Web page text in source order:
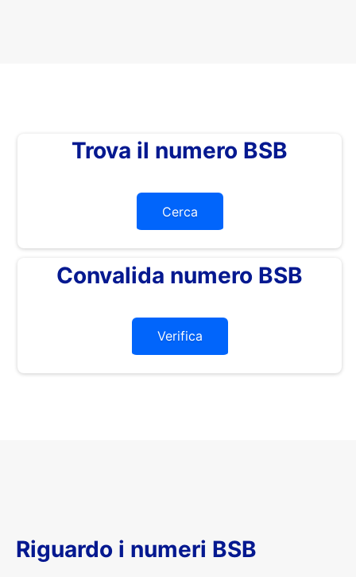
Trova il numero BSB
Cerca
Convalida numero BSB
Verifica
Riguardo i numeri BSB